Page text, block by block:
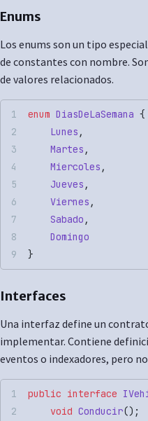
Enums
Los enums son un tipo
de constantes con nombre.
de valores relacionados.
enum DiasDeLaSemana {
    Lunes
,
    Martes
,
    Miercoles
,
    Jueves
,
    Viernes
,
    Sabado
,
    Domingo
}
Interfaces
Una interfaz define un
implementar. Contiene
eventos o indexadores, pero
public interface
    void
Conducir();